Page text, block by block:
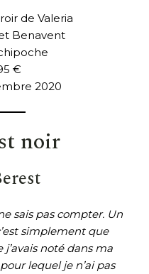
de Valeria
Benavent
€
2020
noir
sais pas compter. Un
simplement que
noté dans ma
lequel je n’ai pas